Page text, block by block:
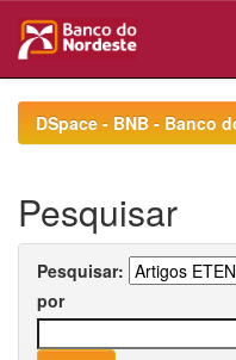
navigationDSpace - BNB - Banco
Pesquisar
Pesquisar:
por